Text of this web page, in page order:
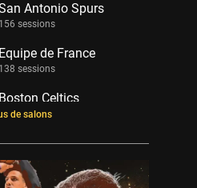
Antonio Spurs
156 sessions
Equipe de France
138 sessions
Boston Celtics
sessions
York Knicks
sessions
de salons